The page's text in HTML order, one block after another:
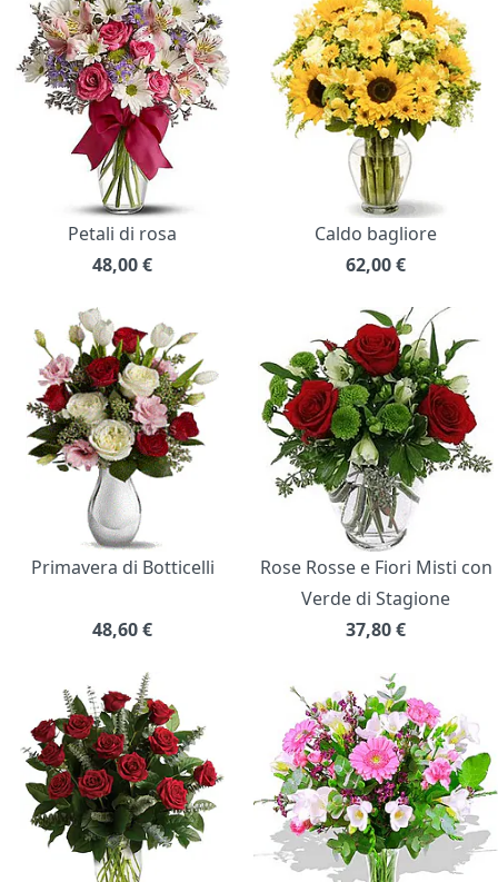
Petali di rosa
48,00€
Caldo bagliore
62,00€
Primavera di Botticelli
48,60€
Rose Rosse e Fiori Misti con
Verde di Stagione
37,80€